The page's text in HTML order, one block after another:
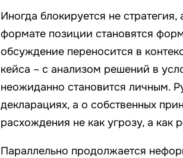
Иногда блокируется не
формате позиции становятся
обсуждение переносится в
кейса – с анализом решений в
неожиданно становится личным.
декларациях, а о собственных
расхождения не как угрозу, а как
Параллельно продолжается